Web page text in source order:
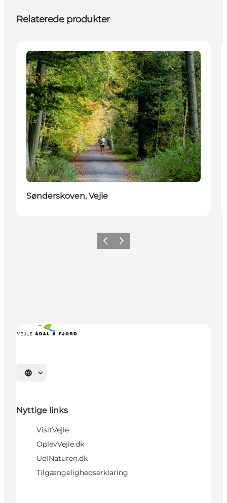
Relaterede produkter
Attraktioner
Sønderskoven, Vejle
ForrigeNæste
Vælg sprog
Nyttige links
VisitVejle
OplevVejle.dk
UdINaturen.dk
Tilgængelighedserklaring